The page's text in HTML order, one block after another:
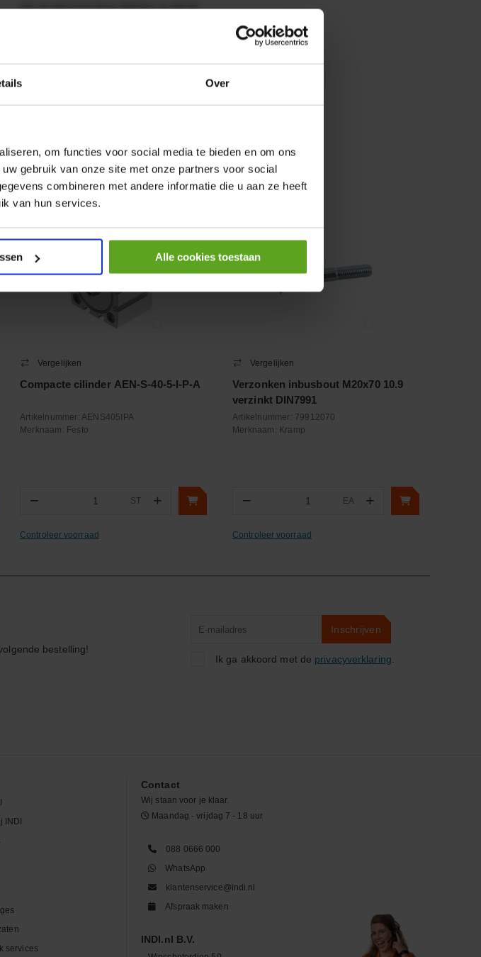
Over
om functies voor social media te bieden en om ons
gebruik van onze site met onze partners voor social
combineren met andere informatie die u aan ze heeft
van hun services.
Alle cookies toestaan
HP 12 MOTOR B14 380VAC 0,25KW
Vergelijken
Compacte cilinder AEN-S-40-5-I-P-A
Artikelnummer: AENS405IPA
Merknaam: Festo
− ST +
Controleer voorraad
Vergelijken
Verzonken inbusbout M20x70 10.9
verzinkt DIN7991
Artikelnummer: 79912070
Merknaam: Kramp
− EA +
Controleer voorraad
bestelling!
Inschrijven
Ik ga akkoord met de privacyverklaring
INDI
services
Contact
Wij staan voor je klaar.
Maandag - vrijdag 7 - 18 uur
088 0666 000
WhatsApp
klantenservice@indi.nl
Afspraak maken
INDI.nl B.V.